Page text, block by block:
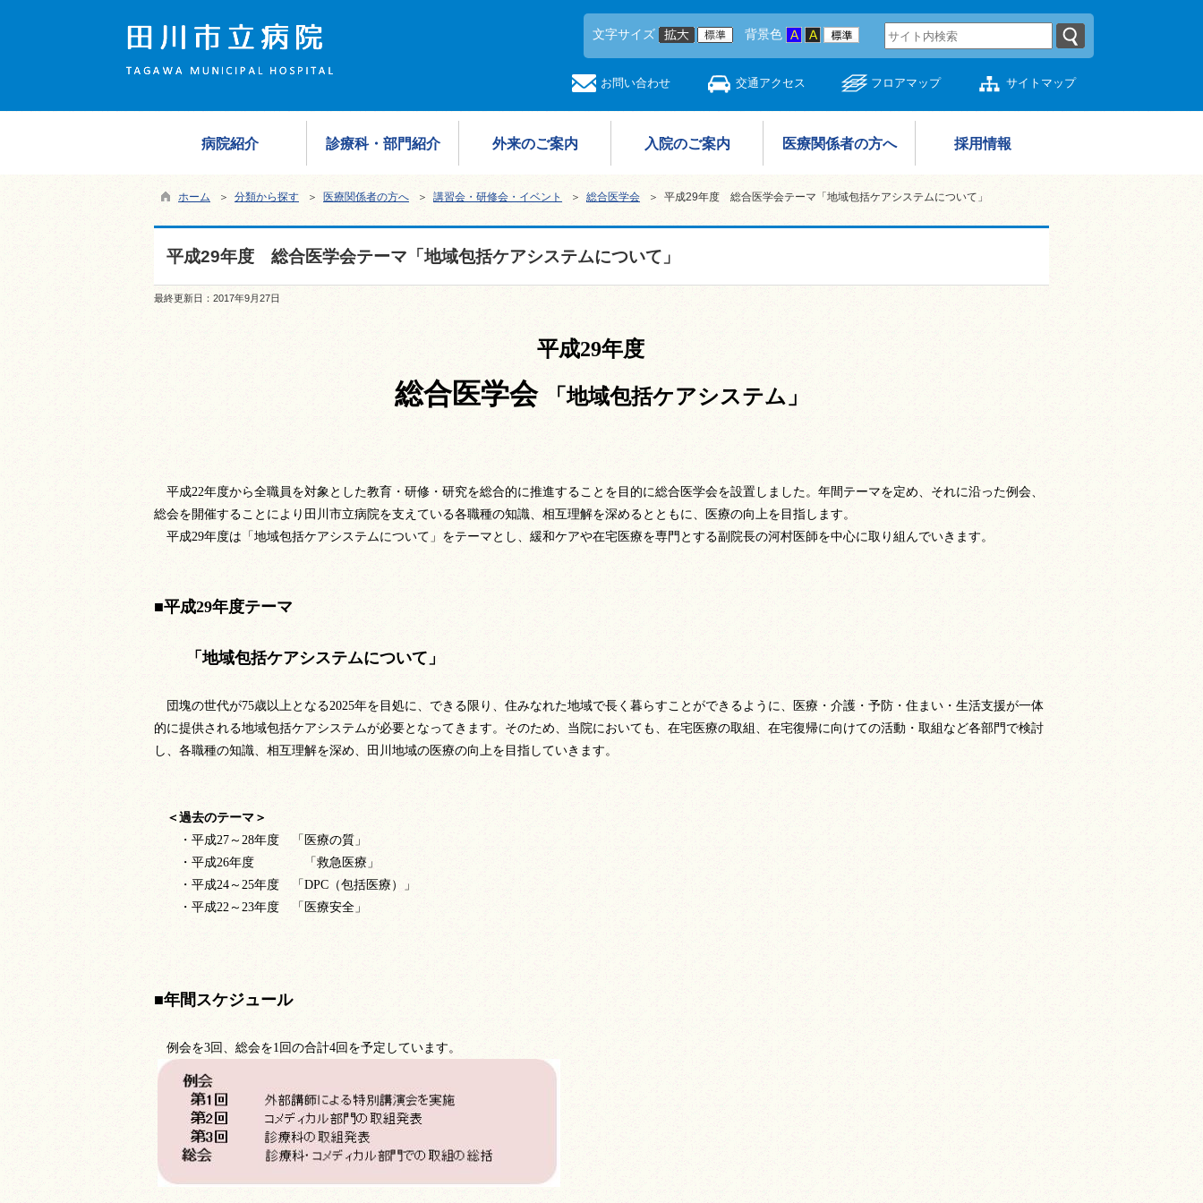
文字サイズ 背景色
お問い合わせ 交通アクセス フロアマップ サイトマップ
病院紹介 診療科・部門紹介 外来のご案内 入院のご案内 医療関係者の方へ 採用情報
ホーム ＞ 分類から探す ＞ 医療関係者の方へ ＞ 講習会・研修会・イベント ＞ 総合医学会 ＞ 平成29年度 総合医学会テーマ「地域包括ケアシステムについて」
平成29年度 総合医学会テーマ「地域包括ケアシステムについて」
最終更新日： 2017年9月27日
平成29年度
総合医学会 「地域包括ケアシステム」
平成22年度から全職員を対象とした教育・研修・研究を総合的に推進することを目的に総合医学会を設置しました。 年間テーマを定め、それに沿った例会、
総会を開催することにより田川市立病院を支えている各職種の知識、相互理解を深めるとともに、医療の向上を目指します。
平成29年度は「地域包括ケアシステムについて」をテーマとし、緩和ケアや在宅医療を専門とする副院長の河村医師を中心に取り組んでいきます。
■平成29年度テーマ
「地域包括ケアシステムについて」
団塊の世代が75歳以上となる2025年を目処に、できる限り、住みなれた地域で長く暮らすことができるように、医療・介護・予防・住まい・生活支援が一体
的に提供される地域包括ケアシステムが必要となってきます。そのため、当院においても、在宅医療の取組、在宅復帰に向けての活動・取組など各部門で検討
し、各職種の知識、相互理解を深め、田川地域の医療の向上を目指していきます。
＜過去のテーマ＞
・平成27～28年度 「医療の質」
・平成26年度 「救急医療」
・平成24～25年度 「DPC（包括医療）」
・平成22～23年度 「医療安全」
■年間スケジュール
例会を3回、総会を1回の合計4回を予定しています。